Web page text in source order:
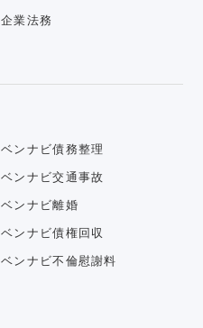
企業法務
ベンナビ債務整理
ベンナビ交通事故
ベンナビ離婚
ベンナビ債権回収
ベンナビ不倫慰謝料